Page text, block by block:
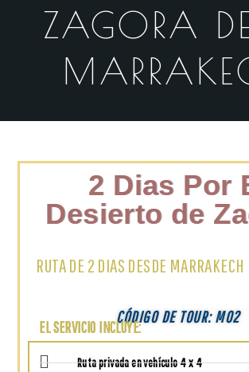
ZAGORA
2 Dias Por
Desierto de
RUTA DE 2 DIAS DESDE MARRAKECH
CÓDIGO DE TOUR: M02
EL SERVICIO INCLUYE:
Ruta privada en vehículo 4 x 4